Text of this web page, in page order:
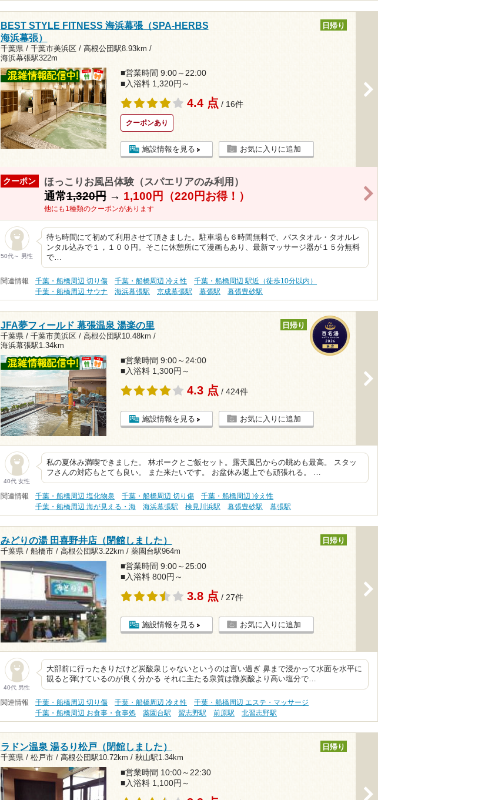
BEST STYLE FITNESS 海浜幕張（SPA-HERBS
海浜幕張）
千葉県 / 千葉市美浜区 / 高根公団駅8.93km /
海浜幕張駅322m
日帰り
■営業時間 9:00～22:00
■入浴料 1,320円～
4.4 点 / 16件
クーポンあり
施設情報を見る お気に入りに追加
クーポン ほっこりお風呂体験（スパエリアのみ利用）
通常1,320円→ 1,100円（220円お得！）
他にも1種類のクーポンがあります
50代～ 男性
待ち時間にて初めて利用させて頂きました。駐車場も６時間無料で、バスタオル・タオルレ
ンタル込みで１，１００円。そこに休憩所にて漫画もあり、最新マッサージ器が１５分無料
で…
関連情報 千葉・船橋周辺 切り傷 千葉・船橋周辺 冷え性
千葉・船橋周辺 駅近（徒歩10分以内）
千葉・船橋周辺 サウナ
海浜幕張駅 京成幕張駅 幕張駅 幕張豊砂駅
JFA夢フィールド 幕張温泉 湯楽の里
千葉県 / 千葉市美浜区 / 高根公団駅10.48km /
海浜幕張駅1.34km
日帰り
■営業時間 9:00～24:00
■入浴料 1,300円～
4.3 点 / 424件
施設情報を見る お気に入りに追加
40代 女性
私の夏休み満喫できました。 林ポークとご飯セット。露天風呂からの眺めも最高。 スタッ
フさんの対応もとても良い。 また来たいです。 お盆休み返上でも頑張れる。 …
関連情報 千葉・船橋周辺 塩化物泉 千葉・船橋周辺 切り傷
千葉・船橋周辺 冷え性
千葉・船橋周辺 海が見える・海
海浜幕張駅 検見川浜駅 幕張豊砂駅 幕張駅
みどりの湯 田喜野井店（閉館しました）
千葉県 / 船橋市 / 高根公団駅3.22km / 薬園台駅964m
日帰り
■営業時間 9:00～25:00
■入浴料 800円～
3.8 点 / 27件
施設情報を見る お気に入りに追加
40代 男性
大部前に行ったきりだけど炭酸泉じゃないというのは言い過ぎ 鼻まで浸かって水面を水平に
観ると弾けているのが良く分かる それに主たる泉質は微炭酸より高い塩分で…
関連情報 千葉・船橋周辺 切り傷 千葉・船橋周辺 冷え性
千葉・船橋周辺 エステ・マッサージ
千葉・船橋周辺 お食事・食事処
薬園台駅 習志野駅 前原駅 北習志野駅
ラドン温泉 湯るり松戸（閉館しました）
千葉県 / 松戸市 / 高根公団駅10.72km / 秋山駅1.34km
日帰り
■営業時間 10:00～22:30
■入浴料 1,100円～